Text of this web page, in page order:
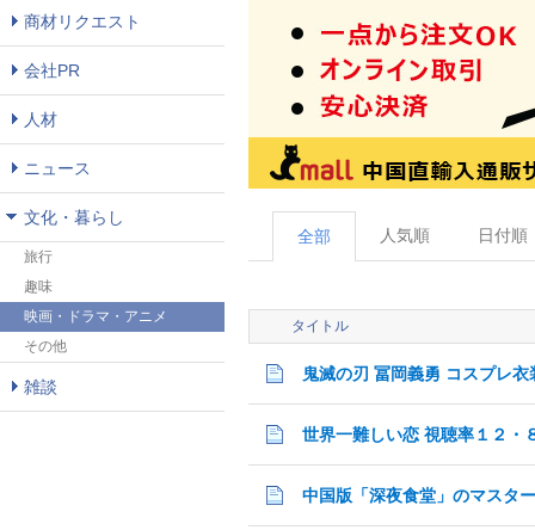
商材リクエスト
会社PR
人材
ニュース
文化・暮らし
旅行
趣味
映画・ドラマ・アニメ
その他
雑談
全部 人気順 日付順
タイトル
鬼滅の刃 冨岡義勇 コスプレ衣
世界一難しい恋 視聴率１２・
中国版「深夜食堂」のマスタ